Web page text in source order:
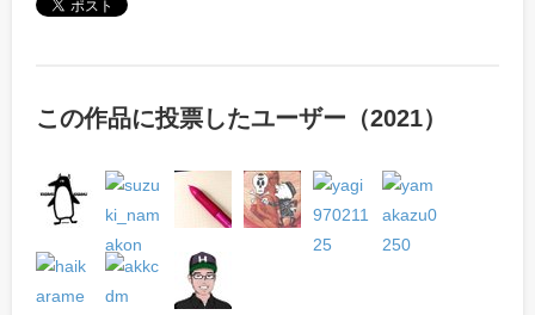
この作品に投票したユーザー（2021）